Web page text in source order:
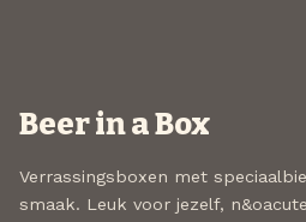
Beer in a Box
Verrassingsboxen met
smaak. Leuk voor jezelf,